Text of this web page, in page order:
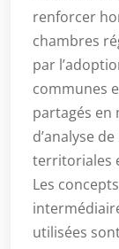
renforcer
chambres
par
communes
partagés en
d’analyse
territoriales
Les
utilisées